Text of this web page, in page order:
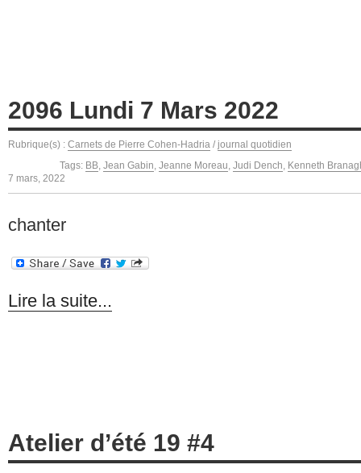
2096 Lundi 7 Mars 2022
Rubrique(s) : Carnets de Pierre Cohen-Hadria / journal quotidien
Tags: BB Jean Gabin Jeanne Moreau Judi Dench Kenneth
7 mars, 2022
chanter
Lire la suite...
Atelier d’été 19 #4